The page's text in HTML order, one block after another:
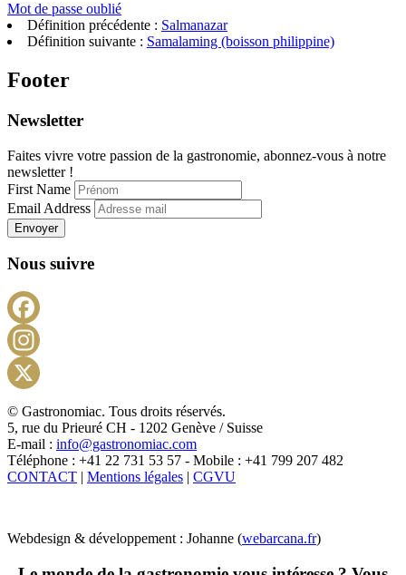
Mot de passe oublié
Définition précédente : Salmanazar
Définition suivante : Samalaming (boisson philippine)
Footer
Newsletter
Faites vivre votre passion de la gastronomie, abonnez-vous à notre
newsletter !
First Name
Email Address
Envoyer
Nous suivre
X
© Gastronomiac. Tous droits réservés.
5, rue du Prieuré CH - 1202 Genève / Suisse
E-mail : info@gastronomiac.com
Téléphone : +41 22 731 53 57 - Mobile : +41 799 207 482
CONTACT | Mentions légales | CGVU
Webdesign & développement : Johanne (webarcana.fr)